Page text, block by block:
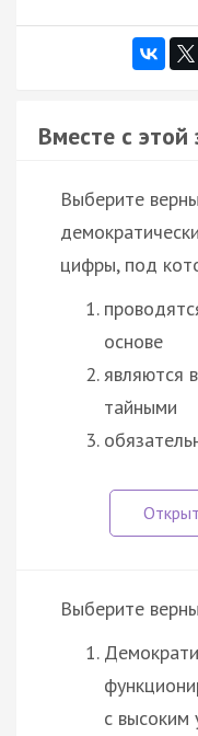
Вместе с
Выберите
цифры, под
основе
являются
тайными
Выберите
с высоким